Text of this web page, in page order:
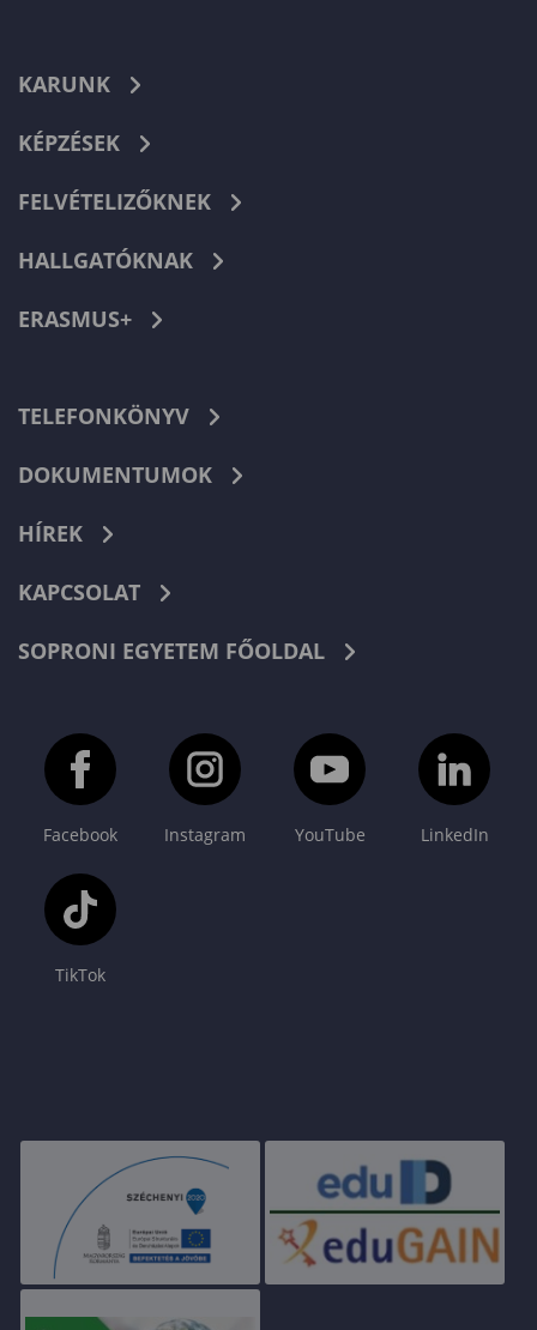
KARUNK
KÉPZÉSEK
FELVÉTELIZŐKNEK
HALLGATÓKNAK
ERASMUS+
TELEFONKÖNYV
DOKUMENTUMOK
HÍREK
KAPCSOLAT
SOPRONI EGYETEM FŐOLDAL
Facebook Instagram YouTube LinkedIn
TikTok